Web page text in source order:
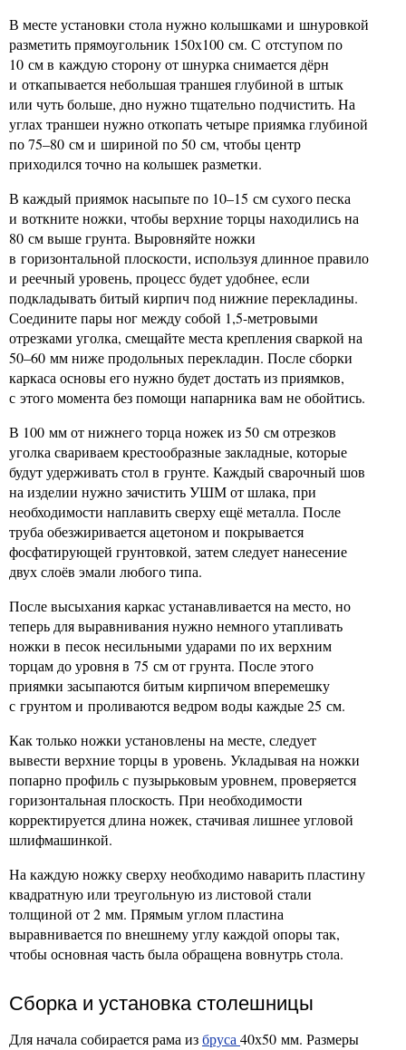
В месте установки стола нужно колышками и шнуровкой
разметить прямоугольник 150х100 см. С отступом по
10 см в каждую сторону от шнурка снимается дёрн
и откапывается небольшая траншея глубиной в штык
или чуть больше, дно нужно тщательно подчистить. На
углах траншеи нужно откопать четыре приямка глубиной
по 75–80 см и шириной по 50 см, чтобы центр
приходился точно на колышек разметки.
В каждый приямок насыпьте по 10–15 см сухого песка
и воткните ножки, чтобы верхние торцы находились на
80 см выше грунта. Выровняйте ножки
в горизонтальной плоскости, используя длинное правило
и реечный уровень, процесс будет удобнее, если
подкладывать битый кирпич под нижние перекладины.
Соедините пары ног между собой 1,5-метровыми
отрезками уголка, смещайте места крепления сваркой на
50–60 мм ниже продольных перекладин. После сборки
каркаса основы его нужно будет достать из приямков,
с этого момента без помощи напарника вам не обойтись.
В 100 мм от нижнего торца ножек из 50 см отрезков
уголка свариваем крестообразные закладные, которые
будут удерживать стол в грунте. Каждый сварочный шов
на изделии нужно зачистить УШМ от шлака, при
необходимости наплавить сверху ещё металла. После
труба обезжиривается ацетоном и покрывается
фосфатирующей грунтовкой, затем следует нанесение
двух слоёв эмали любого типа.
После высыхания каркас устанавливается на место, но
теперь для выравнивания нужно немного утапливать
ножки в песок несильными ударами по их верхним
торцам до уровня в 75 см от грунта. После этого
приямки засыпаются битым кирпичом вперемешку
с грунтом и проливаются ведром воды каждые 25 см.
Как только ножки установлены на месте, следует
вывести верхние торцы в уровень. Укладывая на ножки
попарно профиль с пузырьковым уровнем, проверяется
горизонтальная плоскость. При необходимости
корректируется длина ножек, стачивая лишнее угловой
шлифмашинкой.
На каждую ножку сверху необходимо наварить пластину
квадратную или треугольную из листовой стали
толщиной от 2 мм. Прямым углом пластина
выравнивается по внешнему углу каждой опоры так,
чтобы основная часть была обращена вовнутрь стола.
Сборка и установка столешницы
Для начала собирается рама избруса 40х50 мм. Размеры